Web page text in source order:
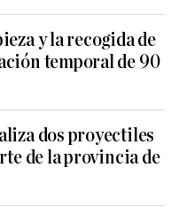
y la recogida de
temporal de 90
dos proyectiles
de la provincia de